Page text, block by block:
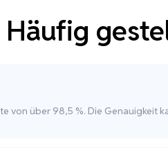
Häufig
von über 98,5 %. Die